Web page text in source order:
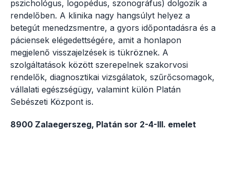
pszichológus, logopédus, szonográfus) dolgozik a
rendelőben. A klinika nagy hangsúlyt helyez a
betegút menedzsmentre, a gyors időpontadásra és a
páciensek elégedettségére, amit a honlapon
megjelenő visszajelzések is tükröznek. A
szolgáltatások között szerepelnek szakorvosi
rendelők, diagnosztikai vizsgálatok, szűrőcsomagok,
vállalati egészségügy, valamint külön Platán
Sebészeti Központ is.
8900 Zalaegerszeg, Platán sor 2-4-III. emelet